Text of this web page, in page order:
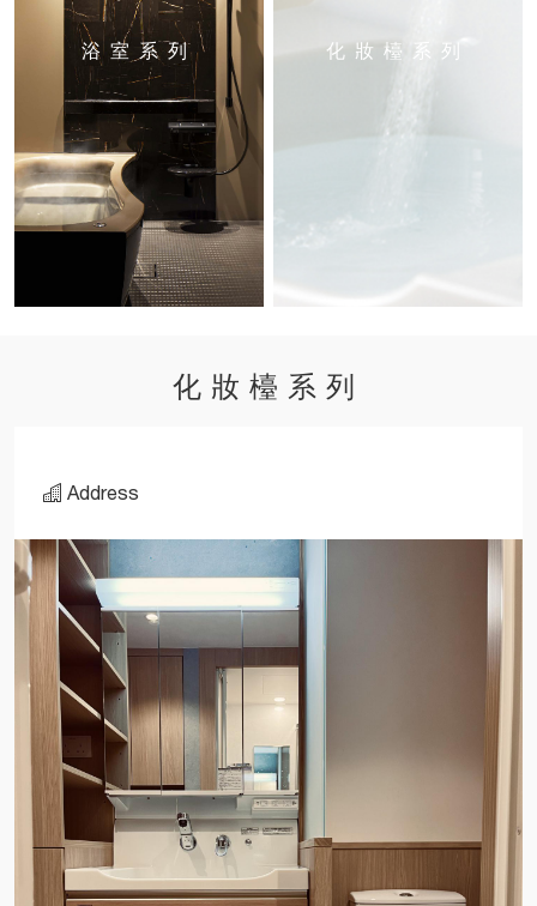
浴室系列 化妝檯系列
化妝檯系列
Address